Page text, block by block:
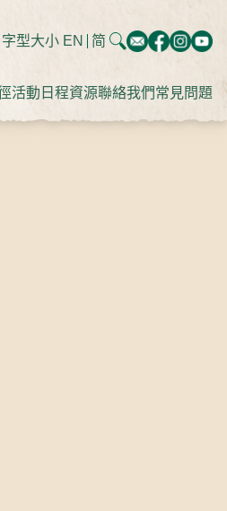
字型大小 EN 简
活動日程資源聯絡我們常見問題